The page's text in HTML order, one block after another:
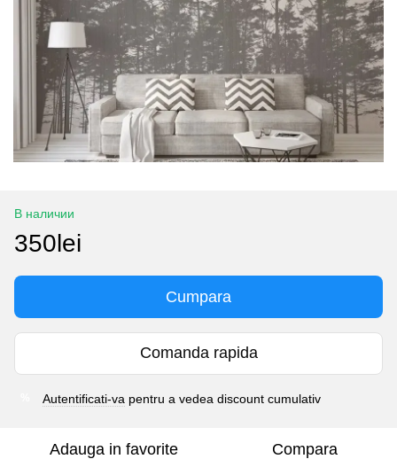
В наличии
350lei
Cumpara
Comanda rapida
Autentificati-va pentru a vedea discount cumulativ
Adauga in favorite Compara